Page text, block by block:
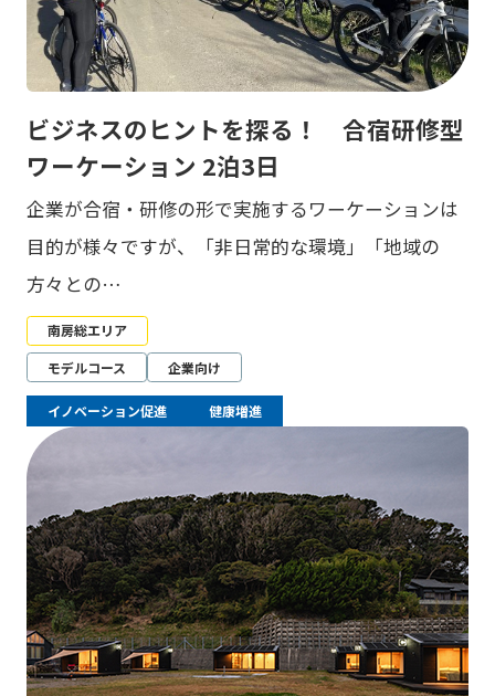
ビジネスのヒントを探る！ 合宿研修型
ワーケーション 2泊3日
企業が合宿・研修の形で実施するワーケーションは
目的が様々ですが、「非日常的な環境」「地域の
方々との…
南房総エリア
モデルコース
企業向け
イノベーション促進 健康増進